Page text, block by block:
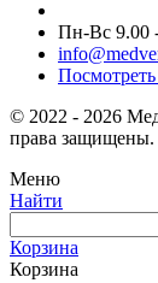
Пн-Вс 9.00
Посмотреть
© 2022 - 2026
права защищены.
Меню
Найти
Корзина
Корзина